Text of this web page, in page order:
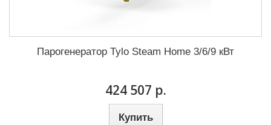
Парогенератор Tylo Steam Home 3/6/9 кВт
424 507 р.
Купить